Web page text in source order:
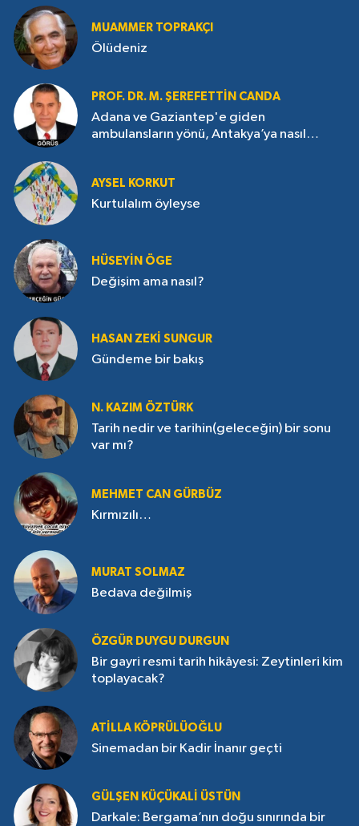
MUAMMER TOPRAKÇI
Ölüdeniz
PROF. DR. M. ŞEREFETTIN CANDA
Adana ve Gaziantep'e giden
ambulansların yönü, Antakya’ya nasıl
AYSEL KORKUT
Kurtulalım öyleyse
HÜSEYIN ÖGE
Değişim ama nasıl?
HASAN ZEKI SUNGUR
Gündeme bir bakış
N. KAZIM ÖZTÜRK
Tarih nedir ve tarihin(geleceğin) bir sonu
var mı?
MEHMET CAN GÜRBÜZ
Kırmızılı…
MURAT SOLMAZ
Bedava değilmiş
ÖZGÜR DUYGU DURGUN
Bir gayri resmi tarih hikâyesi: Zeytinleri kim
toplayacak?
ATILLA KÖPRÜLÜOĞLU
Sinemadan bir Kadir İnanır geçti
GÜLŞEN KÜÇÜKALI ÜSTÜN
Darkale: Bergama’nın doğu sınırında bir